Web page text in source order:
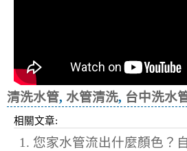
清洗水管, 水管清洗, 台中洗水
相關文章:
1. 您家水管流出什麼顏色？